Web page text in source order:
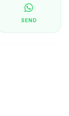
SEND